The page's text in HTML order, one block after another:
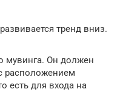
тренд вниз.
мувинга. Он должен
расположением
есть для входа на